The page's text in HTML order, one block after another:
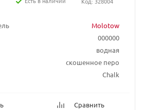
Molotow
000000
водная
скошенное перо
Chalk
Сравнить